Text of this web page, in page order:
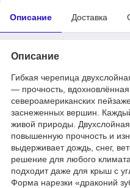
Описание Доставка
Описание
Гибкая черепица
— прочность,
североамериканских
заснеженных вершин.
живой природы.
повышенную прочность и
выдерживает дождь, снег,
решение для любого
подходит даже для крыш с
Форма нарезки «драконий